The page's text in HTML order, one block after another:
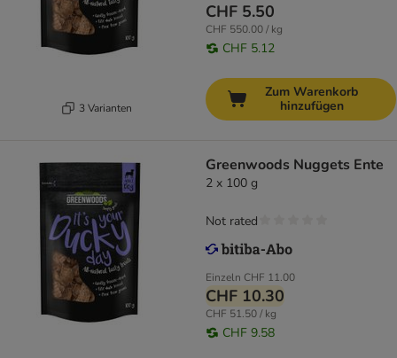
3 Varianten
CHF 5.50
CHF 550.00 / kg
CHF 5.12
Zum Warenkorb
hinzufügen
Greenwoods Nuggets Ente
2 x 100 g
Einzeln CHF 11.00
CHF 10.30
CHF 51.50 / kg
CHF 9.58
Not rated